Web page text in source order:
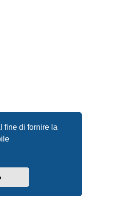
fine di fornire la